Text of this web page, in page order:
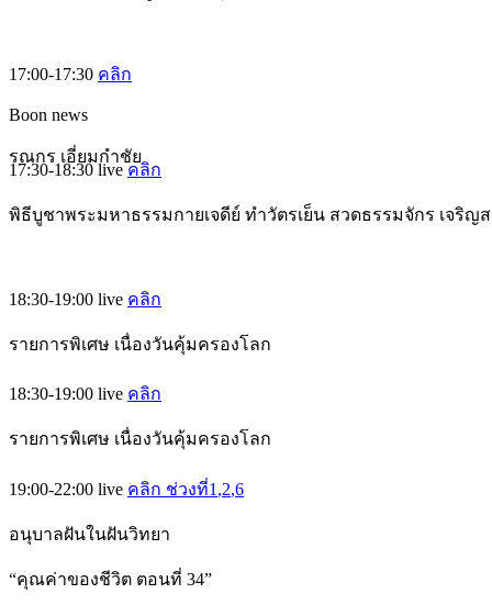
17:00-17:30 คลิก
Boon news
รณกร เอี่ยมกำชัย
17:30-18:30 live คลิก
พิธีบูชาพระมหาธรรมกายเจดีย์ ทำวัตรเย็น สวดธรรมจักร เจริญ
18:30-19:00 live คลิก
รายการพิเศษ เนื่องวันคุ้มครองโลก
18:30-19:00 live คลิก
รายการพิเศษ เนื่องวันคุ้มครองโลก
19:00-22:00 live คลิก ช่วงที่1 ,2,6
อนุบาลฝันในฝันวิทยา
“คุณค่าของชีวิต ตอนที่ 34”